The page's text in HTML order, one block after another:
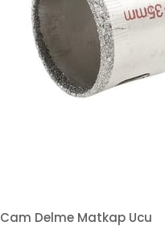
Cam Delme Matkap Ucu